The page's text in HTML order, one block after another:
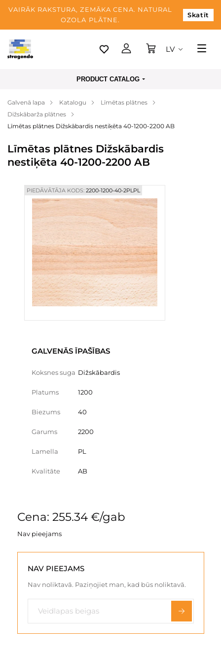
VAIRĀK RAKSTURA, ZEMĀKA CENA. NATURAL
OZOLA PLĀTNE.
Skatīt
Tallina
Apmaksa
Par mums
Blogs
Kontaktinformācija
LV
PRODUCT CATALOG
Galvenā lapa Katalogu
Līmētas plātnes
Dižskābarža plātnes
Līmētas plātnes Dižskābardis nestiķēta 40-1200-2200 AB
Līmētas plātnes Dižskābardis
nestiķēta 40-1200-2200 AB
PIEDĀVĀTĀJA KODS:2200-1200-40-2PLPL
GALVENĀS ĪPAŠĪBAS
Koksnes suga Dižskābardis
Platums 1200
Biezums 40
Garums 2200
Lamella PL
Kvalitāte AB
Cena: 255.34 €/gab
Nav pieejams
NAV PIEEJAMS
Nav noliktavā. Paziņojiet man, kad būs noliktavā.